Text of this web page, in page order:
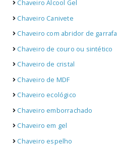
Chaveiro Álcool Gel
Chaveiro Canivete
Chaveiro com abridor de garrafa
Chaveiro de couro ou sintético
Chaveiro de cristal
Chaveiro de MDF
Chaveiro ecológico
Chaveiro emborrachado
Chaveiro em gel
Chaveiro espelho